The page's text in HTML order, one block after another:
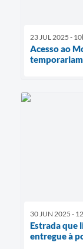
23 JUL 2025 -
Acesso ao
30 JUN 2025 -
Estrada que
entregue à